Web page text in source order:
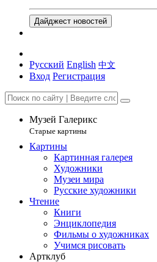
Дайджест новостей
Русский English 中文
Вход Регистрация
Музей Галерикс
Старые картины
Картины
Картинная галерея
Художники
Музеи мира
Русские художники
Чтение
Книги
Энциклопедия
Фильмы о художниках
Учимся рисовать
Артклуб